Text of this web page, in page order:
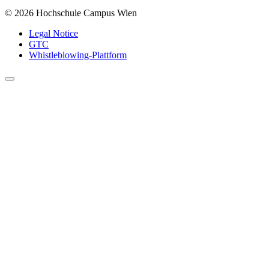
© 2026 Hochschule Campus Wien
Legal Notice
GTC
Whistleblowing-Plattform